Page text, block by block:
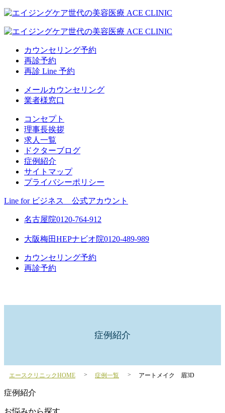
カウンセリング予約
再診予約
再診 Line 予約
メールカウンセリング
業者様窓口
コンセプト
理事長挨拶
求人一覧
ドクターブログ
症例紹介
サイトマップ
プライバシーポリシー
Line for ビジネス 公式アカウント
名古屋院0120-764-912
大阪梅田HEPナビオ院0120-489-989
カウンセリング予約
再診予約
症例紹介
エースクリニックHOME 症例一覧 アートメイク 眉3D
症例紹介
お悩みから探す